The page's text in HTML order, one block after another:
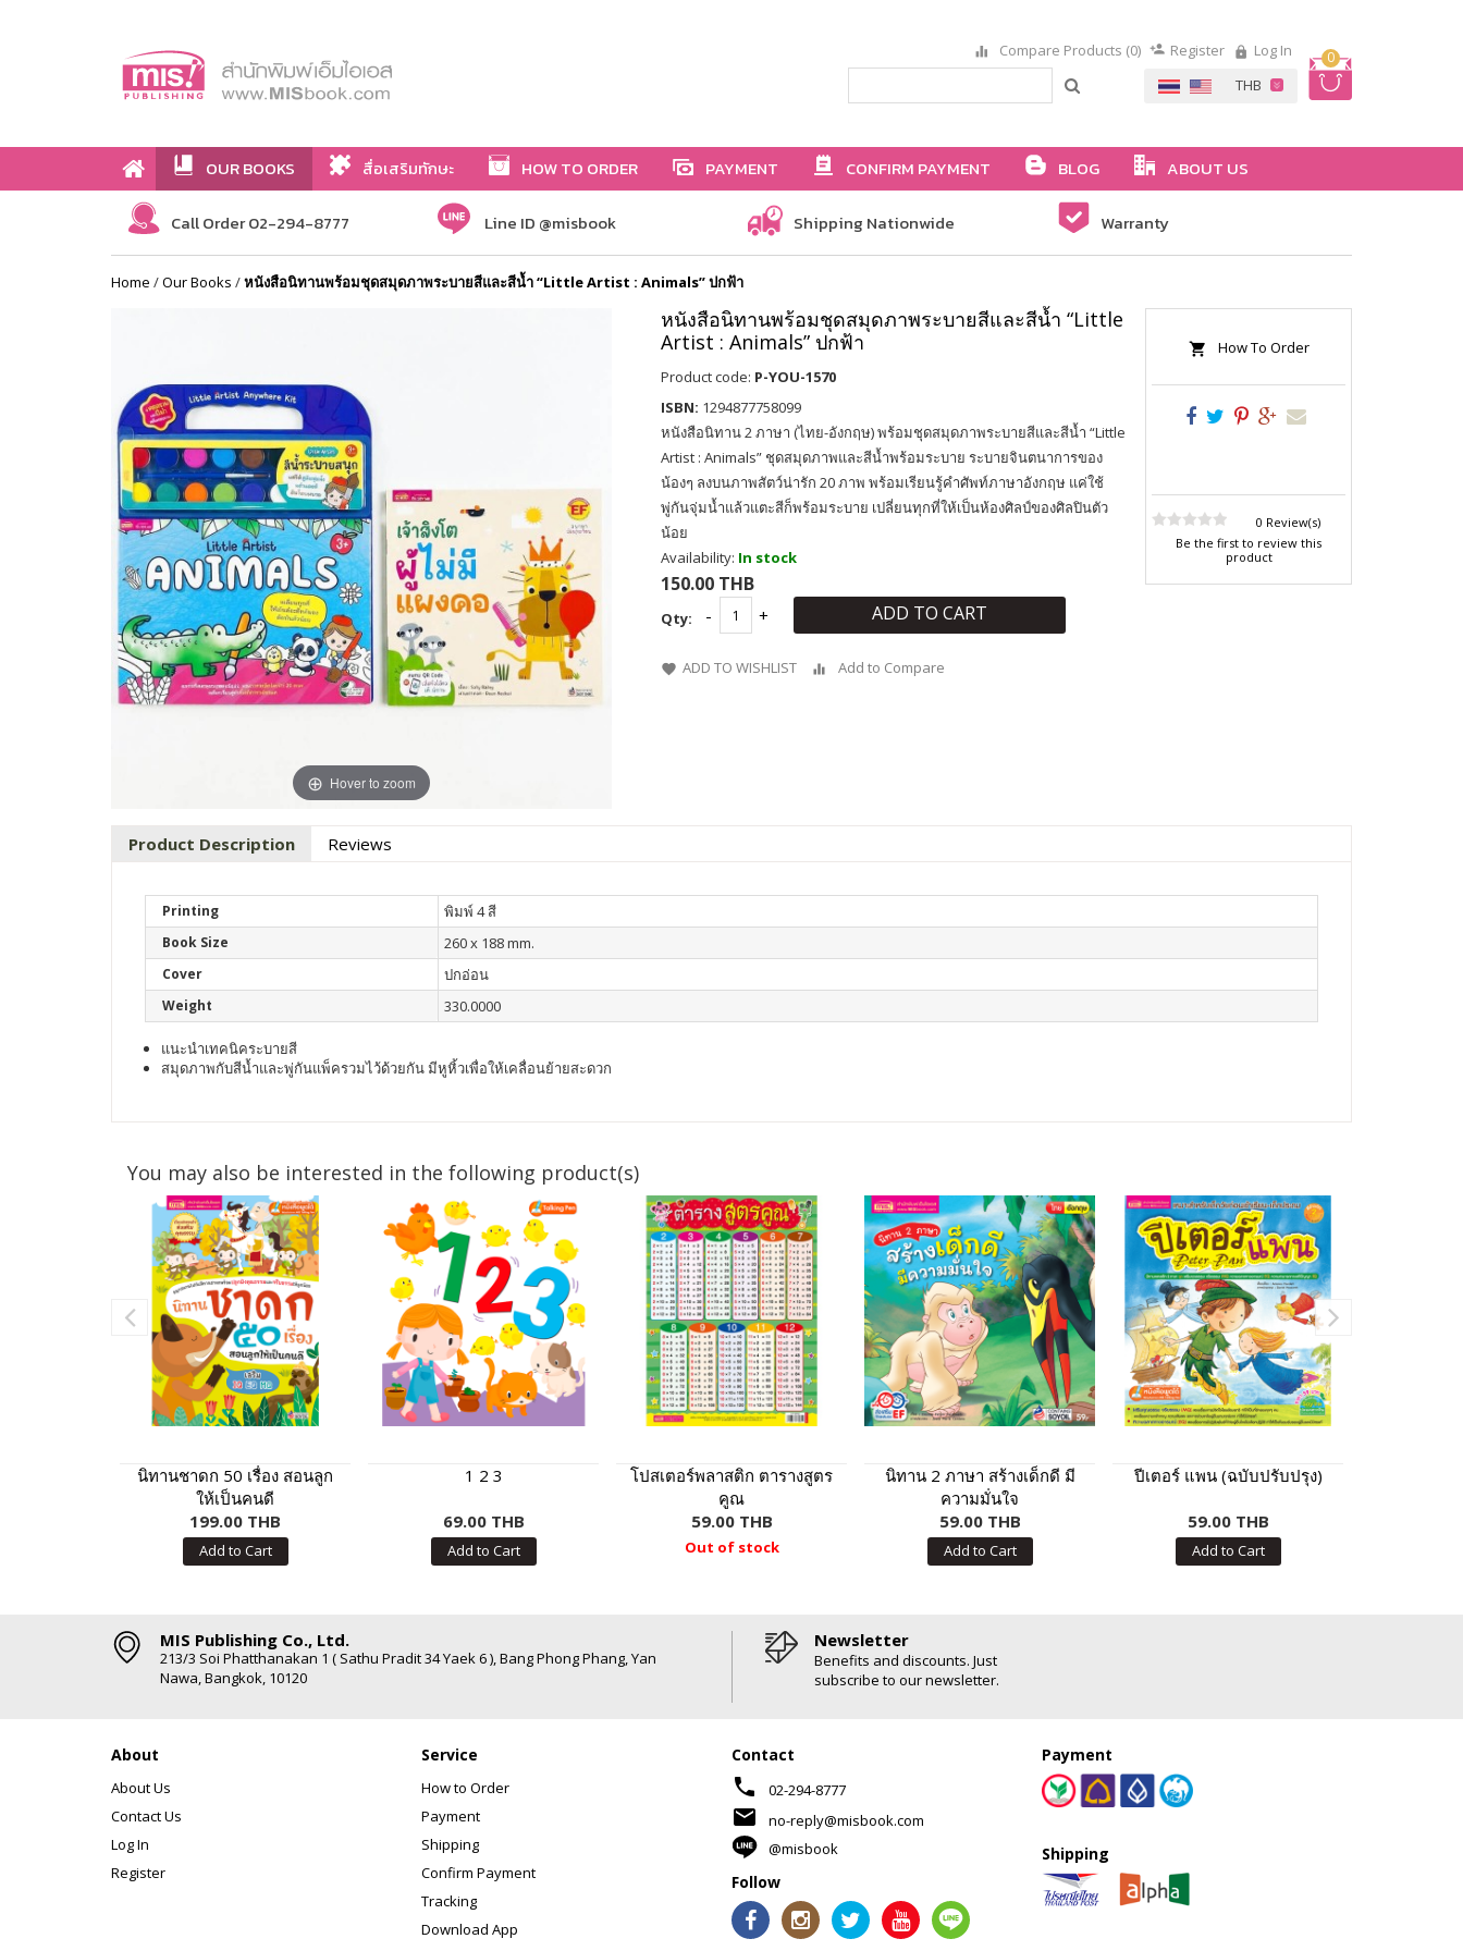
0
Compare Products (0) Register Log In
OUR BOOKS สื่อเสริมทักษะ HOW TO ORDER PAYMENT CONFIRM PAYMENT BLOG ABOUT US
Call Order 02-294-8777 Line ID @misbook Shipping Nationwide Warranty
Home /Our Books /หนังสือนิทานพร้อมชุดสมุดภาพระบายสีและสีน้ำ “Little Artist : Animals” ปกฟ้า
Hover to zoom
หนังสือนิทานพร้อมชุดสมุดภาพระบายสีและสีน้ำ “Little
Artist : Animals” ปกฟ้า
Product code: P-YOU-1570
ISBN: 1294877758099
หนังสือนิทาน 2 ภาษา (ไทย-อังกฤษ) พร้อมชุดสมุดภาพระบายสีและสีน้ำ “Little
Artist : Animals” ชุดสมุดภาพและสีน้ำพร้อมระบาย ระบายจินตนาการของ
น้องๆ ลงบนภาพสัตว์น่ารัก 20 ภาพ พร้อมเรียนรู้คำศัพท์ภาษาอังกฤษ แค่ใช้
พู่กันจุ่มน้ำแล้วแตะสีก็พร้อมระบาย เปลี่ยนทุกที่ให้เป็นห้องศิลป์ของศิลปินตัว
น้อย
Availability: In stock
150.00 THB
Qty: ADD TO CART
ADD TO WISHLIST Add to Compare
How To Order
0 Review(s)
Be the first to review this
product
Product Description Reviews
Printing พิมพ์ 4 สี
Book Size 260 x 188 mm.
Cover ปกอ่อน
Weight 330.0000
แนะนำเทคนิคระบายสี
สมุดภาพกับสีน้ำและพู่กันแพ็ครวมไว้ด้วยกัน มีหูหิ้วเพื่อให้เคลื่อนย้ายสะดวก
You may also be interested in the following product(s)
นิทานชาดก 50 เรื่อง สอนลูก
ให้เป็นคนดี
199.00 THB
Add to Cart
1 2 3
69.00 THB
Add to Cart
โปสเตอร์พลาสติก ตารางสูตร
คูณ
59.00 THB
Out of stock
นิทาน 2 ภาษา สร้างเด็กดี มี
ความมั่นใจ
59.00 THB
Add to Cart
ปีเตอร์ แพน (ฉบับปรับปรุง)
59.00 THB
Add to Cart
MIS Publishing Co., Ltd.
213/3 Soi Phatthanakan 1 ( Sathu Pradit 34 Yaek 6 ), Bang Phong Phang, Yan
Nawa, Bangkok, 10120
Newsletter
Benefits and discounts. Just
subscribe to our newsletter.
About
About Us
Contact Us
Log In
Register
Service
How to Order
Payment
Shipping
Confirm Payment
Tracking
Download App
Contact
phone 02-294-8777
mail
no-reply@misbook.com
@misbook
Follow
Payment
Shipping